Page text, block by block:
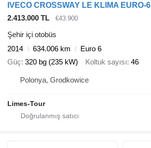
IVECO CROSSWAY LE KLIMA EURO-6
2.413.000 TL
€43.900
Şehir içi otobüs
2014
634.006 km
Euro 6
Güç 320 bg (235 kW) Koltuk sayısı 46
Polonya, Grodkowice
Limes-Tour